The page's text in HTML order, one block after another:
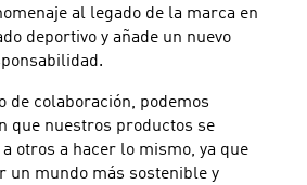
al legado de la marca en
deportivo y añade un nuevo
de colaboración, podemos
que nuestros productos se
otros a hacer lo mismo, ya que
un mundo más sostenible y